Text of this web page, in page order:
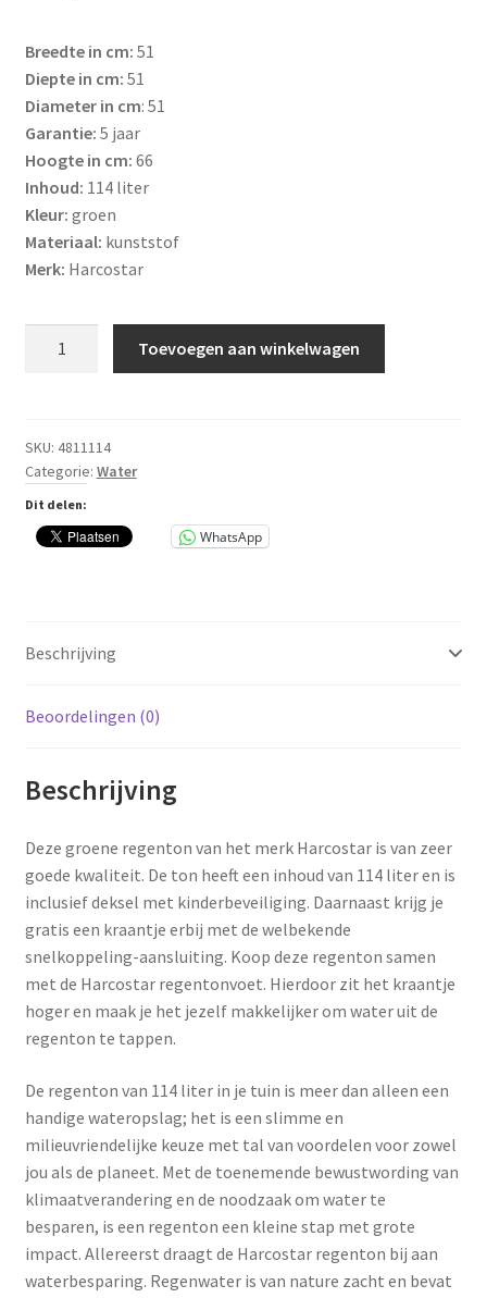
Breedte in cm: 51
Diepte in cm: 51
Diameter in cm: 51
Garantie: 5 jaar
Hoogte in cm: 66
Inhoud: 114 liter
Kleur: groen
Materiaal: kunststof
Merk: Harcostar
liter
ø51
x
h.66
cm
Toevoegen aan winkelwagen
SKU: 4811114
Categorie: Water
Dit delen:
WhatsApp
Beschrijving
Beoordelingen (0)
Beschrijving
Deze groene regenton van het merk Harcostar is van zeer
goede kwaliteit. De ton heeft een inhoud van 114 liter en is
inclusief deksel met kinderbeveiliging. Daarnaast krijg je
gratis een kraantje erbij met de welbekende
snelkoppeling-aansluiting. Koop deze regenton samen
met de Harcostar regentonvoet. Hierdoor zit het kraantje
hoger en maak je het jezelf makkelijker om water uit de
regenton te tappen.
De regenton van 114 liter in je tuin is meer dan alleen een
handige wateropslag; het is een slimme en
milieuvriendelijke keuze met tal van voordelen voor zowel
jou als de planeet. Met de toenemende bewustwording van
klimaatverandering en de noodzaak om water te
besparen, is een regenton een kleine stap met grote
impact. Allereerst draagt de Harcostar regenton bij aan
waterbesparing. Regenwater is van nature zacht en bevat